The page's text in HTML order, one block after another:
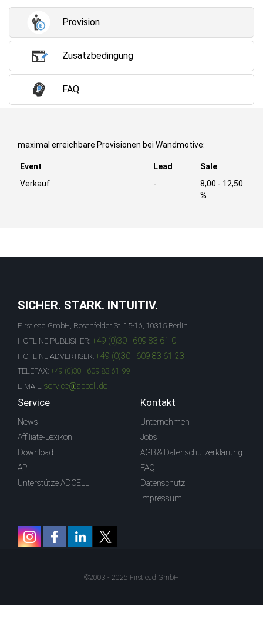
Provision
Zusatzbedingung
FAQ
maximal erreichbare Provisionen bei Wandmotive:
Event Lead
Sale
Verkauf
-
8,00 - 12,50
%
SICHER. STARK. INTUITIV.
Firstlead GmbH, Rosenfelder St. 15-16, 10315 Berlin
HOTLINE PUBLISHER: +49 (0)30 - 609 83 61-0
HOTLINE ADVERTISER: +49 (0)30 - 609 83 61-23
TELEFAX: +49 (0)30 - 609 83 61-99
E-MAIL: service@adcell.de
Service
News
Affiliate-Lexikon
Download
API
Unterstütze ADCELL
Kontakt
Unternehmen
Jobs
AGB & Datenschutzerklärung
FAQ
Datenschutz
Impressum
©2003 - 2026 Firstlead GmbH